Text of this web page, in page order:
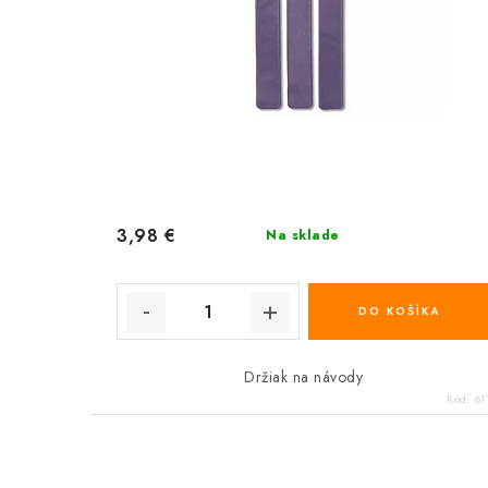
Na sklade
3,98 €
DO KOŠÍKA
Držiak na návody
Kód: